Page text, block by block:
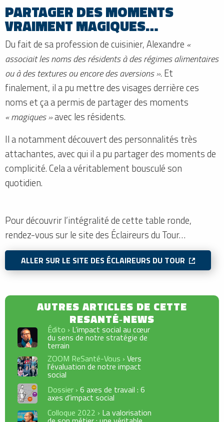
PARTAGER DES MOMENTS
VRAIMENT MAGIQUES…
Du fait de sa profession de cuisinier, Alexandre «
associait les noms des résidents à des régimes alimentaires
ou à des textures ou encore des aversions ». Et
finalement, il a pu mettre des visages derrière ces
noms et ça a permis de partager des moments
« magiques »avec les résidents.
Il a notamment découvert des personnalités très
attachantes, avec qui il a pu partager des moments de
complicité. Cela a véritablement bousculé son
quotidien.
Pour découvrir l’intégralité de cette table ronde,
rendez-vous sur le site des Éclaireurs du Tour…
ALLER SUR LE SITE DES ÉCLAIREURS DU TOUR
Édito › L’impact social au cœur
du sens de notre stratégie de
terrain
ZOOM ReSanté-Vous › Vers
l'évaluation de notre impact
social
Dossier › 6 axes de travail : 6
axes d’impact social
Colloque 2022 › La valorisation